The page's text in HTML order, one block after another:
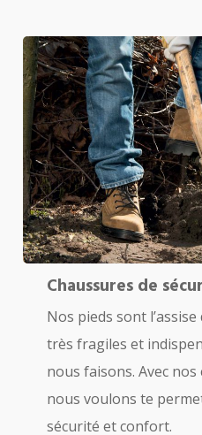
Chaussures de
Nos pieds sont
très fragiles et
nous faisons. Avec
nous voulons te
sécurité et confort.